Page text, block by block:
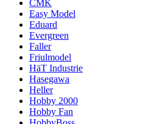
CMK
Easy Model
Eduard
Evergreen
Faller
Friulmodel
HäT Industrie
Hasegawa
Heller
Hobby 2000
Hobby Fan